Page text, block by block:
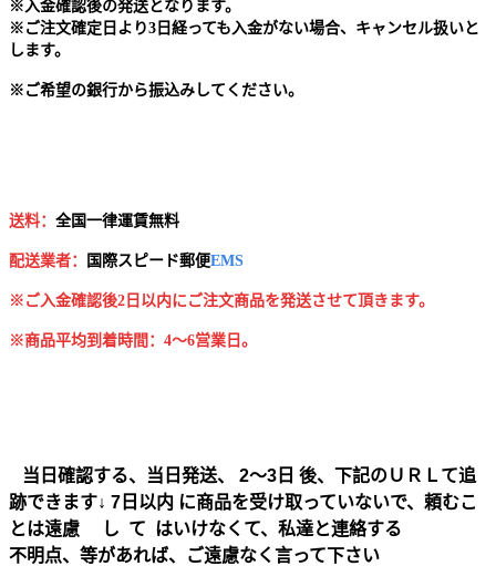
※ 入金確認後の発送となります。
※ ご注文確定日より3日経っても入金がない場合、キャンセル扱いと
します。
※ ご希望の銀行から振込みしてください。
送料： 全国一律運賃無料
配送業者： 国 際スピード郵便EMS
※ご入金確認後2日以内にご注文商品を発送させて頂きます。
※商品平均到着時間：4～6営業日。
当日確認する、当日発送、 2～3日 後、下記のＵＲＬて追
跡できます↓ 7日以内 に商品を受け取っていないで、頼むこ
とは遠慮 し て はいけなくて、私達と連絡する
不明点、等があれば、ご遠慮なく言って下さい